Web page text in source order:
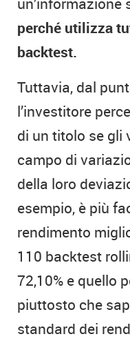
perché utilizza
backtest.
Tuttavia, dal
l’investitore
di un titolo se gli
campo di
della loro
esempio, è più
rendimento
110 backtest
72,10% e quello
piuttosto che
standard dei